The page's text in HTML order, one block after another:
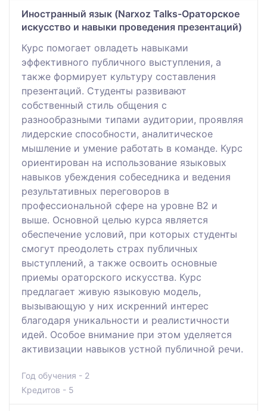
Иностранный язык (Narxoz Talks-Ораторское
искусство и навыки проведения презентаций)
Курс помогает овладеть навыками
эффективного публичного выступления, а
также формирует культуру составления
презентаций. Студенты развивают
собственный стиль общения с
разнообразными типами аудитории, проявляя
лидерские способности, аналитическое
мышление и умение работать в команде. Курс
ориентирован на использование языковых
навыков убеждения собеседника и ведения
результативных переговоров в
профессиональной сфере на уровне В2 и
выше. Основной целью курса является
обеспечение условий, при которых студенты
смогут преодолеть страх публичных
выступлений, а также освоить основные
приемы ораторского искусства. Курс
предлагает живую языковую модель,
вызывающую у них искренний интерес
благодаря уникальности и реалистичности
идей. Особое внимание при этом уделяется
активизации навыков устной публичной речи.
Год обучения - 2
Кредитов - 5